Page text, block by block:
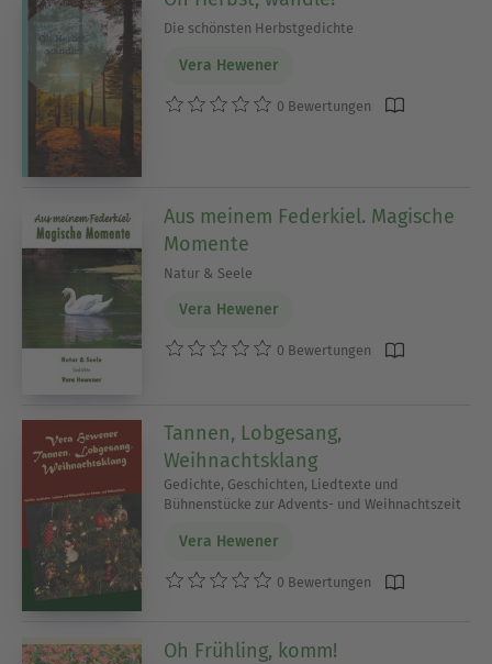
Die schönsten Herbstgedichte
Vera Hewener
0 Bewertungen
Aus meinem Federkiel. Magische
Momente
Natur & Seele
Vera Hewener
0 Bewertungen
Tannen, Lobgesang,
Weihnachtsklang
Gedichte, Geschichten, Liedtexte und
Bühnenstücke zur Advents- und Weihnachtszeit
Vera Hewener
0 Bewertungen
Oh Frühling, komm!